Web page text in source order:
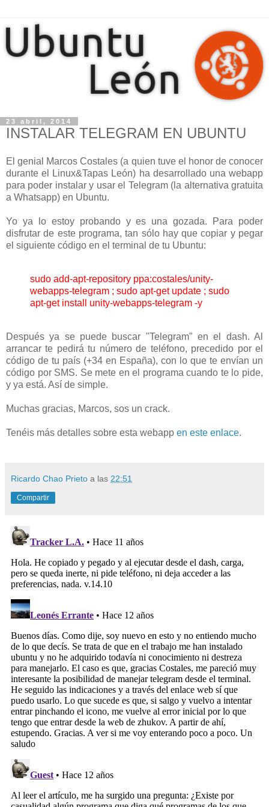
23 abril, 2014
INSTALAR TELEGRAM EN UBUNTU
El genial Marcos Costales (a quien tuve el honor de conocer
durante el Linux&Tapas León) ha desarrollado una webapp
para poder instalar y usar el Telegram (la alternativa gratuita
a Whatsapp) en Ubuntu.
Yo ya lo estoy probando y es una gozada. Para poder
disfrutar de este programa, tan sólo hay que copiar y pegar
el siguiente código en el terminal de tu Ubuntu:
sudo add-apt-repository ppa:costales/unity-
webapps-telegram ; sudo apt-get update ; sudo
apt-get install unity-webapps-telegram -y
Después ya se puede buscar "Telegram" en el dash. Al
arrancar te pedirá tu número de teléfono, precedido por el
código de tu país (+34 en España), con lo que te envían un
código por SMS. Se mete en el programa cuando te lo pide,
y ya está. Así de simple.
Muchas gracias, Marcos, sos un crack.
Tenéis más detalles sobre esta webapp en este enlace.
Ricardo Chao Prieto a las 22:51
Compartir